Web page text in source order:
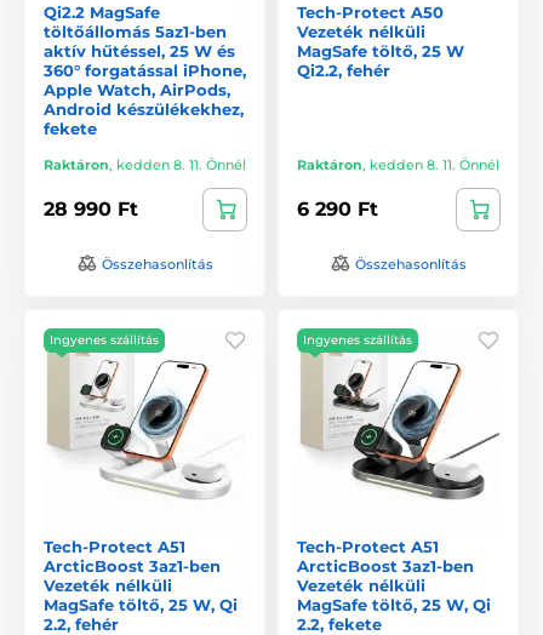
Qi2.2 MagSafe
töltőállomás 5az1-ben
aktív hűtéssel, 25 W és
360° forgatással iPhone,
Apple Watch, AirPods,
Android készülékekhez,
fekete
Raktáron, kedden 8. 11. Önnél
28 990 Ft
Összehasonlítás
Tech-Protect A50
Vezeték nélküli
MagSafe töltő, 25 W
Qi2.2, fehér
Raktáron, kedden 8. 11. Önnél
6 290 Ft
Összehasonlítás
Ingyenes szállítás
Tech-Protect A51
ArcticBoost 3az1-ben
Vezeték nélküli
MagSafe töltő, 25 W, Qi
2.2, fehér
Ingyenes szállítás
Tech-Protect A51
ArcticBoost 3az1-ben
Vezeték nélküli
MagSafe töltő, 25 W, Qi
2.2, fekete